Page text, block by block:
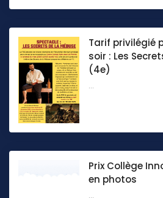
Tarif privilégié
soir : Les
(4e)
...
Prix Collège
en photos
...